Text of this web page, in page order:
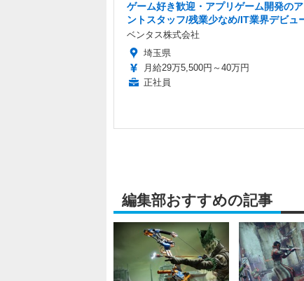
ゲーム好き歓迎・アプリゲーム開発の
ントスタッフ/残業少なめ/IT業界デビュ
ベンタス株式会社
埼玉県
月給29万5,500円～40万円
正社員
編集部おすすめの記事